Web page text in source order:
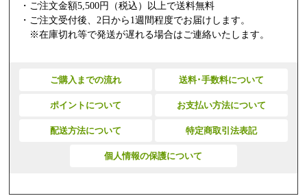
・ご注文金額5,500円（税込）以上で送料無料
・ご注文受付後、2日から1週間程度でお届けします。
※在庫切れ等で発送が遅れる場合はご連絡いたします。
ご購入までの流れ 送料･手数料について
ポイントについて お支払い方法について
配送方法について 特定商取引法表記
個人情報の保護について